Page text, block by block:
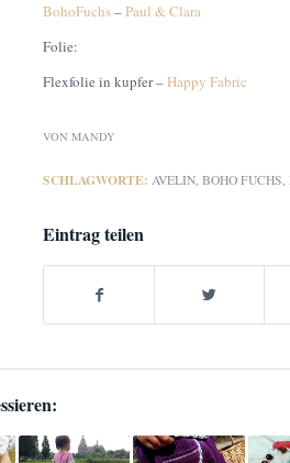
BohoFuchs–Paul & Clara
Folie:
Flexfolie in kupfer –Happy Fabric
VON MANDY
SCHLAGWORTE: AVELIN, BOHO FUCHS,
Eintrag teilen